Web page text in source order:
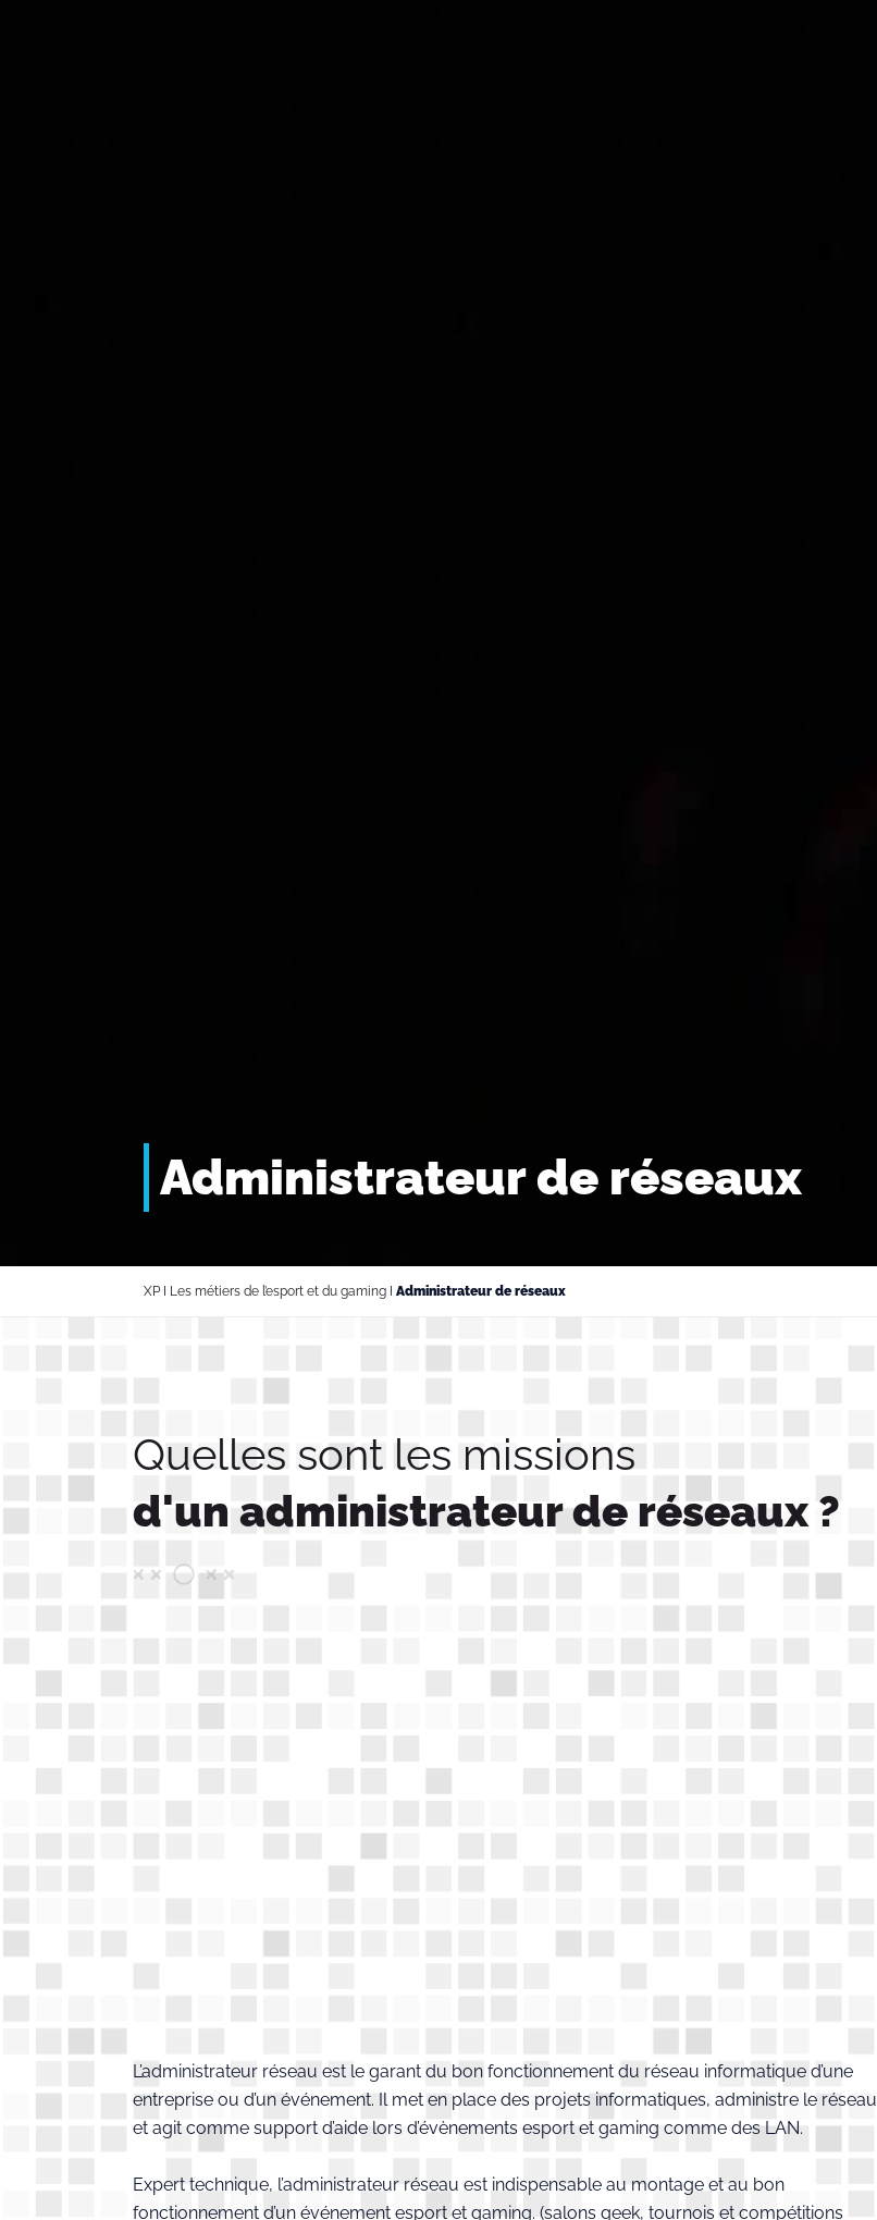
Administrateur de réseaux
XP Les métiers de l’esport et du gaming Administrateur de réseaux
Quelles sont les missions
d'un administrateur de réseaux ?
L’administrateur réseau est le garant du bon fonctionnement du réseau informatique d’une
entreprise ou d’un événement. Il met en place des projets informatiques, administre le réseau
et agit comme support d’aide lors d’évènements esport et gaming comme des LAN.
Expert technique, l’administrateur réseau est indispensable au montage et au bon
fonctionnement d’un événement esport et gaming. (salons geek, tournois et compétitions